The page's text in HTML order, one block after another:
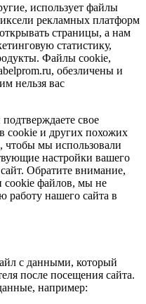
использует файлы
рекламных платформ
страницы, а нам
статистику,
Файлы сookie,
обезличены и
нельзя вас
свое
cookie и других похожих
чтобы мы использовали
настройки вашего
Обратите внимание,
cookie файлов, мы не
работу нашего сайта в
с данными, который
после посещения сайта.
например: